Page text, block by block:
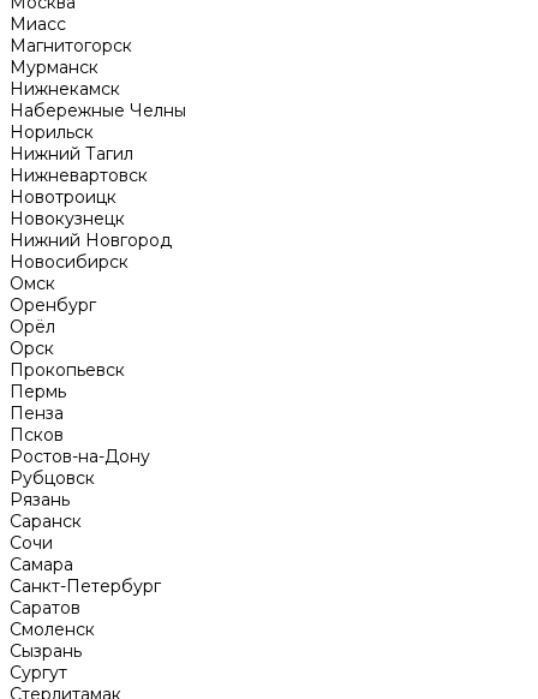
Миасс
Магнитогорск
Мурманск
Нижнекамск
Набережные Челны
Норильск
Нижний Тагил
Нижневартовск
Новотроицк
Новокузнецк
Нижний Новгород
Новосибирск
Омск
Оренбург
Орёл
Орск
Прокопьевск
Пермь
Пенза
Псков
Ростов-на-Дону
Рубцовск
Рязань
Саранск
Сочи
Самара
Санкт-Петербург
Саратов
Смоленск
Сызрань
Сургут
Стерлитамак